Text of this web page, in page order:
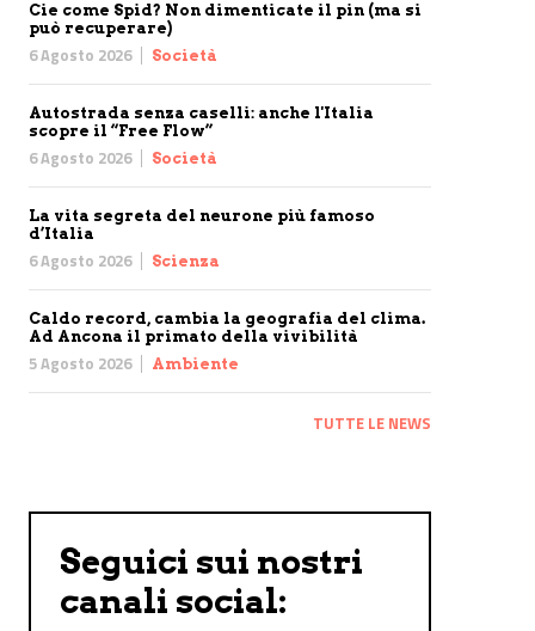
Cie come Spid? Non dimenticate il pin (ma si
può recuperare)
6 Agosto 2026 Società
Autostrada senza caselli: anche l'Italia
scopre il “Free Flow”
6 Agosto 2026 Società
La vita segreta del neurone più famoso
d’Italia
6 Agosto 2026 Scienza
Caldo record, cambia la geografia del clima.
Ad Ancona il primato della vivibilità
5 Agosto 2026 Ambiente
TUTTE LE NEWS
Seguici sui nostri
canali social: